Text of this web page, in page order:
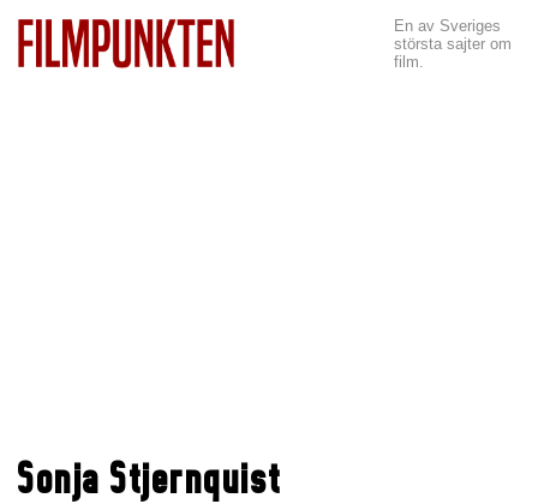
En av Sveriges
största sajter om
film.
Sonja Stjernquist